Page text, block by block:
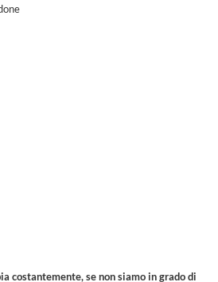
costantemente, se non siamo in grado di